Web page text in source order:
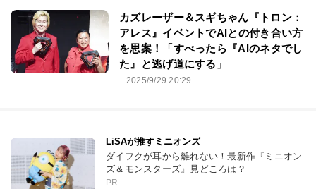
カズレーザー＆スギちゃん『トロン：
アレス』イベントでAIとの付き合い方
を思案！「すべったら『AIのネタでし
た』と逃げ道にする」
2025/9/29 20:29
LiSAが推すミニオンズ
ダイフクが耳から離れない！最新作『ミニオン
ズ＆モンスターズ』見どころは？
PR